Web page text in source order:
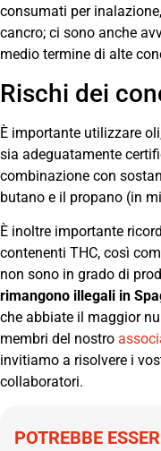
consumati per
cancro; ci sono anche
medio termine di alte
Rischi dei
È importante utilizzare
sia adeguatamente
combinazione con
butano e il propano (in
È inoltre importante
contenenti THC, così
non sono in grado di
rimangono illegali in
che abbiate il maggior
membri del nostro
invitiamo a risolvere i
collaboratori.
POTREBBE